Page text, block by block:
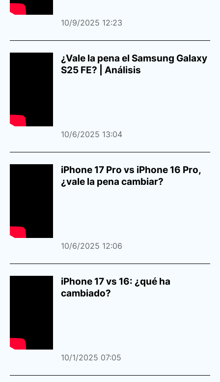
10/9/2025 12:23
¿Vale la pena el Samsung Galaxy
S25 FE? | Análisis
10/6/2025 13:04
iPhone 17 Pro vs iPhone 16 Pro,
¿vale la pena cambiar?
10/6/2025 12:06
iPhone 17 vs 16: ¿qué ha
cambiado?
10/1/2025 07:05